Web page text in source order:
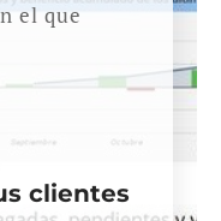
el que
clientes